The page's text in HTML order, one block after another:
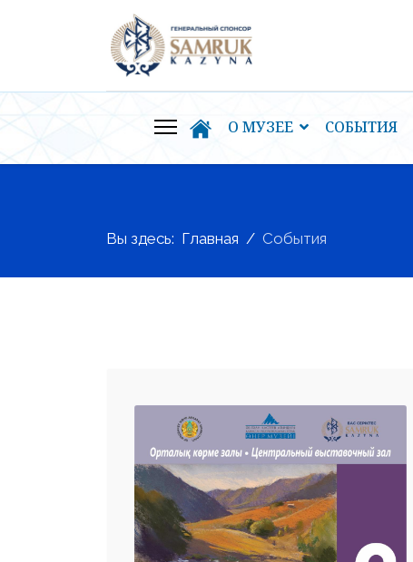
О МУЗЕЕ СОБЫТИЯ
Вы здесь: Главная События